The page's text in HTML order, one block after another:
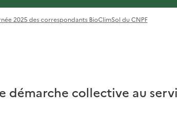
2025 des correspondants BioClimSol du CNPF
démarche collective au